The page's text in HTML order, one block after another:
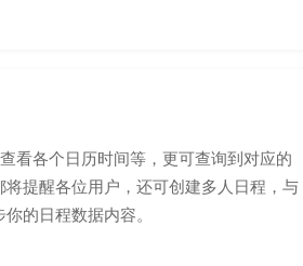
看各个日历时间等，更可查询到对应的
提醒各位用户，还可创建多人日程，与
的日程数据内容。